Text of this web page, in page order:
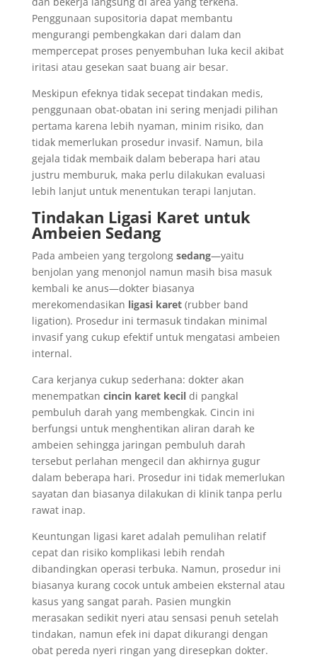
Penggunaan supositoria dapat membantu
mengurangi pembengkakan dari dalam dan
mempercepat proses penyembuhan luka kecil akibat
iritasi atau gesekan saat buang air besar.
Meskipun efeknya tidak secepat tindakan medis,
penggunaan obat-obatan ini sering menjadi pilihan
pertama karena lebih nyaman, minim risiko, dan
tidak memerlukan prosedur invasif. Namun, bila
gejala tidak membaik dalam beberapa hari atau
justru memburuk, maka perlu dilakukan evaluasi
lebih lanjut untuk menentukan terapi lanjutan.
Tindakan Ligasi Karet untuk
Ambeien Sedang
Pada ambeien yang tergolong sedang—yaitu
benjolan yang menonjol namun masih bisa masuk
kembali ke anus—dokter biasanya
merekomendasikan ligasi karet(rubber band
ligation). Prosedur ini termasuk tindakan minimal
invasif yang cukup efektif untuk mengatasi ambeien
internal.
Cara kerjanya cukup sederhana: dokter akan
menempatkan cincin karet kecildi pangkal
pembuluh darah yang membengkak. Cincin ini
berfungsi untuk menghentikan aliran darah ke
ambeien sehingga jaringan pembuluh darah
tersebut perlahan mengecil dan akhirnya gugur
dalam beberapa hari. Prosedur ini tidak memerlukan
sayatan dan biasanya dilakukan di klinik tanpa perlu
rawat inap.
Keuntungan ligasi karet adalah pemulihan relatif
cepat dan risiko komplikasi lebih rendah
dibandingkan operasi terbuka. Namun, prosedur ini
biasanya kurang cocok untuk ambeien eksternal atau
kasus yang sangat parah. Pasien mungkin
merasakan sedikit nyeri atau sensasi penuh setelah
tindakan, namun efek ini dapat dikurangi dengan
obat pereda nyeri ringan yang diresepkan dokter.